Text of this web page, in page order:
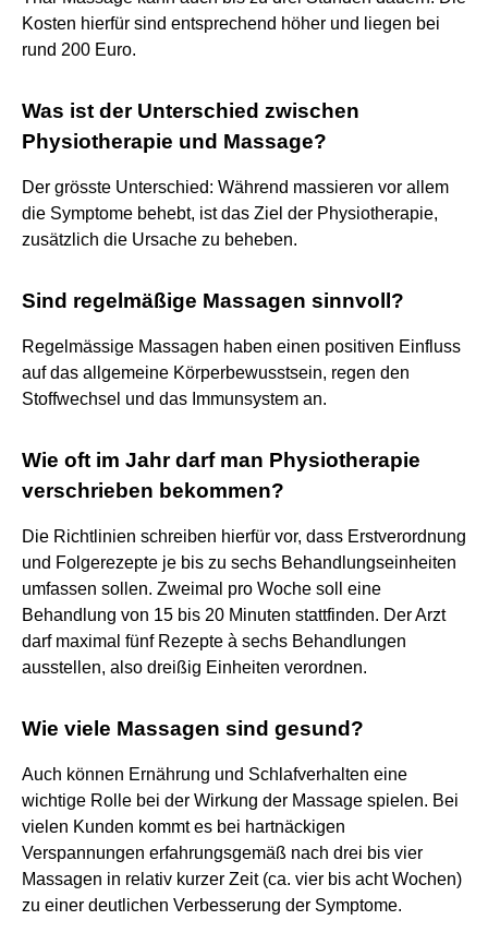
Kosten hierfür sind entsprechend höher und liegen bei
rund 200 Euro.
Was ist der Unterschied zwischen
Physiotherapie und Massage?
Der grösste Unterschied: Während massieren vor allem
die Symptome behebt, ist das Ziel der Physiotherapie,
zusätzlich die Ursache zu beheben.
Sind regelmäßige Massagen sinnvoll?
Regelmässige Massagen haben einen positiven Einfluss
auf das allgemeine Körperbewusstsein, regen den
Stoffwechsel und das Immunsystem an.
Wie oft im Jahr darf man Physiotherapie
verschrieben bekommen?
Die Richtlinien schreiben hierfür vor, dass Erstverordnung
und Folgerezepte je bis zu sechs Behandlungseinheiten
umfassen sollen. Zweimal pro Woche soll eine
Behandlung von 15 bis 20 Minuten stattfinden. Der Arzt
darf maximal fünf Rezepte à sechs Behandlungen
ausstellen, also dreißig Einheiten verordnen.
Wie viele Massagen sind gesund?
Auch können Ernährung und Schlafverhalten eine
wichtige Rolle bei der Wirkung der Massage spielen. Bei
vielen Kunden kommt es bei hartnäckigen
Verspannungen erfahrungsgemäß nach drei bis vier
Massagen in relativ kurzer Zeit (ca. vier bis acht Wochen)
zu einer deutlichen Verbesserung der Symptome.